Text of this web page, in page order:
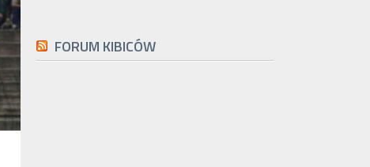
FORUM KIBICÓW